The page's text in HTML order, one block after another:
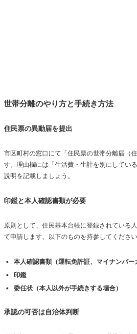
世帯分離のやり方と手続き方法
住民票の異動届を提出
市区町村の窓口にて「住民票の世帯分離届（
す。理由欄には「生活費・生計を別にしてい
説明を記載しましょう。
印鑑と本人確認書類が必要
原則として、住民基本台帳に登録されている
て申請します。以下のものを持参してください
本人確認書類（運転免許証、マイナンバー
印鑑
委任状（本人以外が手続きする場合）
承認の可否は自治体判断